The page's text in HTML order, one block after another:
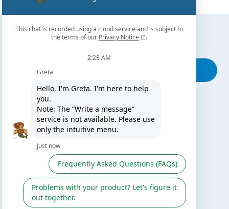
Trova il nostro rivenditore più vicino
Cerca il negozio più vicino a te
TI PUÒ INTERESSARE
Il blog di Gre
Servizio post vendita
Catalogo Gre